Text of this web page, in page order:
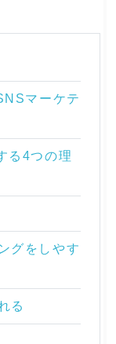
マーケテ
る4つの理
グをしやす
る